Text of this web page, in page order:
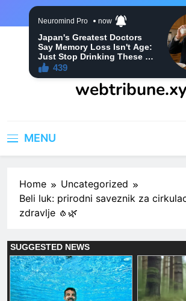
MENU
Home
Uncategorized
Beli luk: prirodni saveznik za
zdravlje 🧄🌿